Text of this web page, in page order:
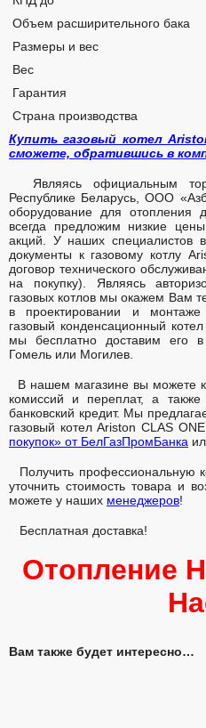
Объем расширительного бака
Размеры и вес
Вес
Гарантия
Страна производства
Купить газовый котел
сможете, обратившись в
Являясь официальным
Республике Беларусь, ООО
оборудование для
всегда предложим низкие
акций. У наших специалистов
документы к газовому котлу
договор технического
на покупку). Являясь
газовых котлов мы окажем Вам
в проектировании и
газовый конденсационный
мы бесплатно доставим его
Гомель или Могилев.
В нашем магазине вы можете
комиссий и переплат, а также
банковский кредит. Мы
газовый котел Ariston CLAS
покупок» от БелГазПромБанка
Получить профессиональную
уточнить стоимость товара и
можете у наших менеджеров!
Бесплатная доставка!
Отопление
Вам также будет интересно…